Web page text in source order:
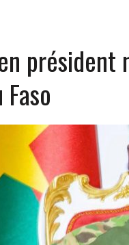
FASO- SYSTÈME DES NATIONS
DÉPUTÉS AUTORISENT LA
: PLUS DE 1 000
LES CAPACITÉS